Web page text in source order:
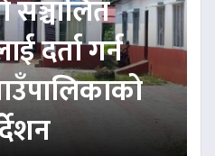
सञ्चालित
दर्ता गर्न